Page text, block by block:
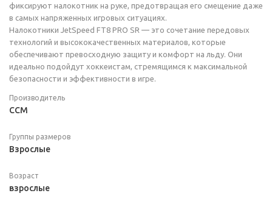
фиксируют налокотник на руке, предотвращая его смещение даже
в самых напряженных игровых ситуациях.
Налокотники JetSpeed FT8 PRO SR — это сочетание передовых
технологий и высококачественных материалов, которые
обеспечивают превосходную защиту и комфорт на льду. Они
идеально подойдут хоккеистам, стремящимся к максимальной
безопасности и эффективности в игре.
Производитель
CCM
Группы размеров
Взрослые
Возраст
взрослые